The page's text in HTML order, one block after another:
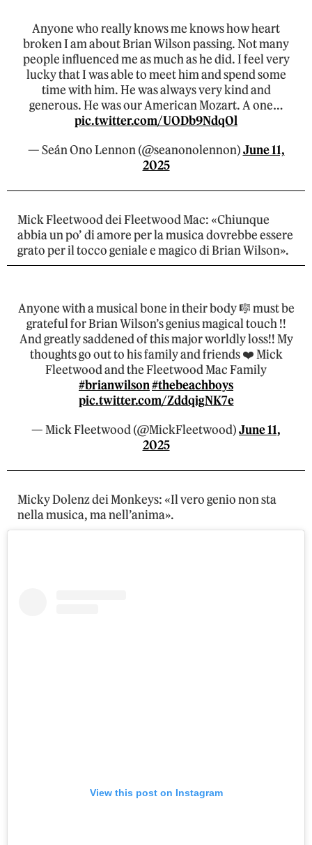
Anyone who really knows me knows how heart
broken I am about Brian Wilson passing. Not many
people influenced me as much as he did. I feel very
lucky that I was able to meet him and spend some
time with him. He was always very kind and
generous. He was our American Mozart. A one…
pic.twitter.com/UODb9NdqOl
— Seán Ono Lennon (@seanonolennon)June 11,
2025
Mick Fleetwood dei Fleetwood Mac: «Chiunque
abbia un po’ di amore per la musica dovrebbe essere
grato per il tocco geniale e magico di Brian Wilson».
Anyone with a musical bone in their body 🎼 must be
grateful for Brian Wilson’s genius magical touch !!
And greatly saddened of this major worldly loss!! My
thoughts go out to his family and friends ❤️ Mick
Fleetwood and the Fleetwood Mac Family
#brianwilson#thebeachboys
pic.twitter.com/ZddqigNK7e
— Mick Fleetwood (@MickFleetwood)June 11,
2025
Micky Dolenz dei Monkeys: «Il vero genio non sta
nella musica, ma nell’anima».
View this post on Instagram